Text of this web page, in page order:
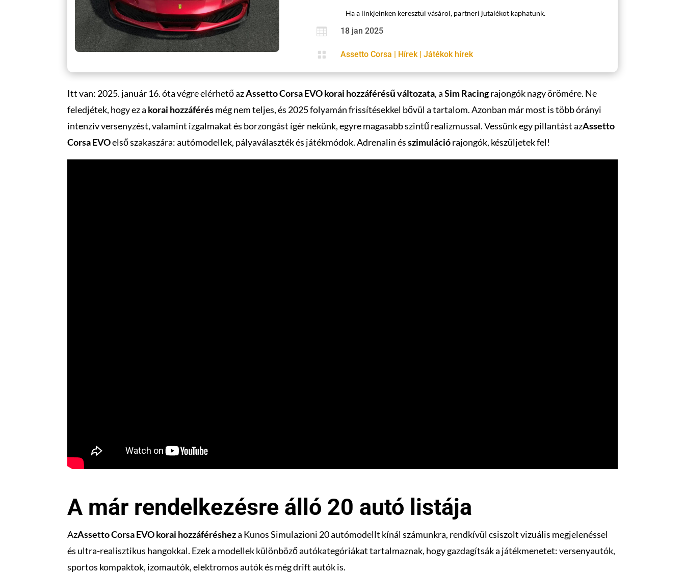
Ha a linkjeinken keresztül vásárol, partneri jutalékot kaphatunk.
 18 jan 2025
 Assetto Corsa | Hírek|Játékok hírek
Itt van: 2025. január 16. óta végre elérhető azAssetto Corsa EVO korai hozzáférésű változata, aSim Racingrajongók nagy örömére. Ne
feledjétek, hogy ez a korai hozzáférésmég nem teljes, és 2025 folyamán frissítésekkel bővül a tartalom. Azonban már most is több órányi
intenzív versenyzést, valamint izgalmakat és borzongást ígér nekünk, egyre magasabb szintű realizmussal. Vessünk egy pillantást azAssetto
Corsa EVOelső szakaszára: autómodellek, pályaválaszték és játékmódok. Adrenalin ésszimulációrajongók, készüljetek fel!
A már rendelkezésre álló 20 autó listája
AzAssetto Corsa EVO korai hozzáférésheza Kunos Simulazioni 20 autómodellt kínál számunkra, rendkívül csiszolt vizuális megjelenéssel
és ultra-realisztikus hangokkal. Ezek a modellek különböző autókategóriákat tartalmaznak, hogy gazdagítsák a játékmenetet: versenyautók,
sportos kompaktok, izomautók, elektromos autók és még drift autók is.